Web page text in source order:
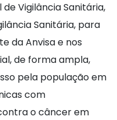
Vigilância Sanitária,
Sanitária, para
da Anvisa e nos
de forma ampla,
pela população em
com
o câncer em